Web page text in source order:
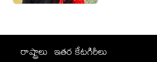
రాష్ట్రాలు ఇతర కేటగిరీలు